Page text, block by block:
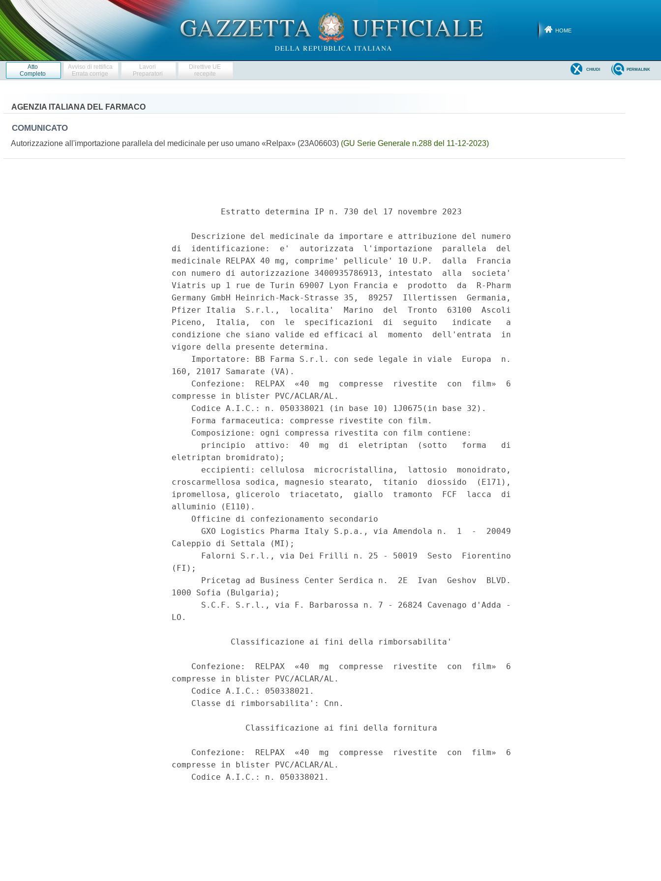
HOME
Atto
Completo
Avviso di rettifica
Errata corrige
Lavori
Preparatori
Direttive UE
recepite
PERMALINK
CHIUDI
AGENZIA ITALIANA DEL FARMACO
COMUNICATO
Autorizzazione all'importazione parallela del medicinale per uso umano «Relpax» (23A06603) (GU Serie Generale n.288 del 11-12-2023)